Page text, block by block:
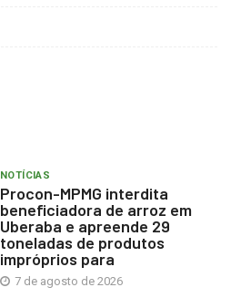
NOTÍCIAS
Procon-MPMG interdita
beneficiadora de arroz em
Uberaba e apreende 29
toneladas de produtos
impróprios para
7 de agosto de 2026